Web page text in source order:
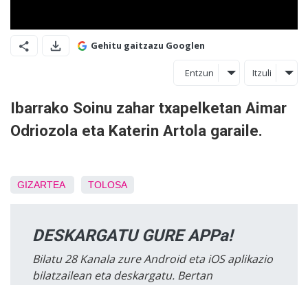
Gehitu gaitzazu Googlen
Entzun Itzuli
Ibarrako Soinu zahar txapelketan Aimar
Odriozola eta Katerin Artola garaile.
GIZARTEA TOLOSA
DESKARGATU GURE APPa!
Bilatu 28 Kanala zure Android eta iOS aplikazio
bilatzailean eta deskargatu. Bertan